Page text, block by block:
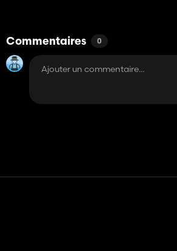
Commentaires 0